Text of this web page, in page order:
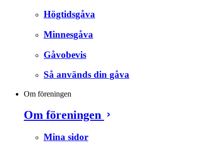
Högtidsgåva
Minnesgåva
Gåvobevis
Så används din gåva
Om föreningen
Om föreningen
Mina sidor